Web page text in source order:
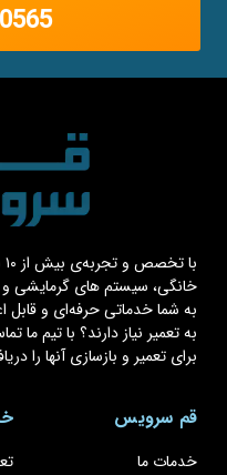
خانگی، سیستم های گرمایشی و
به شما خدماتی حرفه‌ای و قابل
به تعمیر نیاز دارند؟ با تیم ما
برای تعمیر و بازسازی آنها را
قم سرویس
خدمات ما